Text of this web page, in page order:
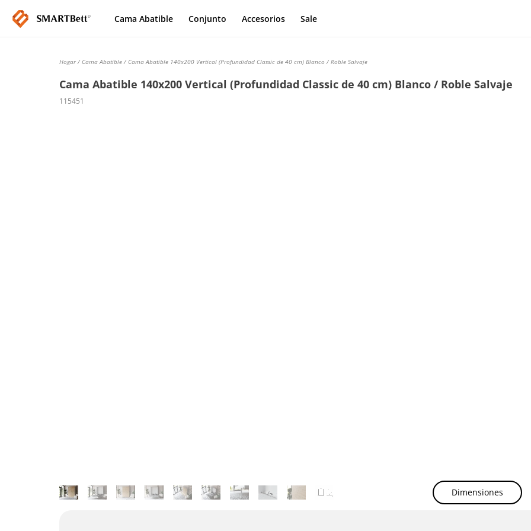
Cama Abatible Conjunto Accesorios Sale
Hogar / Cama Abatible / Cama Abatible 140x200 Vertical (Profundidad Classic de 40 cm) Blanco / Roble Salvaje
Cama Abatible 140x200 Vertical (Profundidad Classic de 40 cm) Blanco / Roble Salvaje
115451
Dimensiones